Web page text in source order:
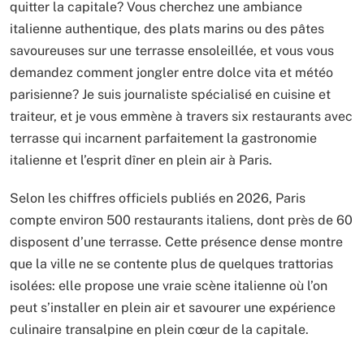
quitter la capitale? Vous cherchez une ambiance
italienne authentique, des plats marins ou des pâtes
savoureuses sur une terrasse ensoleillée, et vous vous
demandez comment jongler entre dolce vita et météo
parisienne? Je suis journaliste spécialisé en cuisine et
traiteur, et je vous emmène à travers six restaurants avec
terrasse qui incarnent parfaitement la gastronomie
italienne et l’esprit dîner en plein air à Paris.
Selon les chiffres officiels publiés en 2026, Paris
compte environ 500 restaurants italiens, dont près de 60
disposent d’une terrasse. Cette présence dense montre
que la ville ne se contente plus de quelques trattorias
isolées: elle propose une vraie scène italienne où l’on
peut s’installer en plein air et savourer une expérience
culinaire transalpine en plein cœur de la capitale.